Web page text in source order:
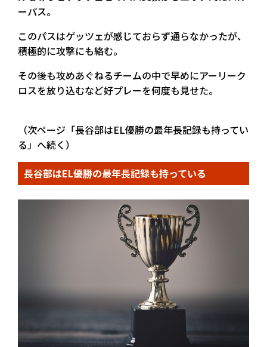
ーパス。
このパスはゲッツェが感じておらず通らなかったが、
積極的に攻撃にも絡む。
その後も攻めあぐねるチームの中で早めにアーリーク
ロスを放り込むなど好プレーを何度も見せた。
（次ページ「長谷部はEL優勝の最年長記録も持ってい
る」へ続く）
長谷部はEL優勝の最年長記録も持っている